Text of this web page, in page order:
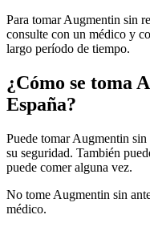
Para tomar Augmentin sin
consulte con un médico y
largo período de tiempo.
¿Cómo se toma
España?
Puede tomar Augmentin sin
su seguridad. También
puede comer alguna vez.
No tome Augmentin sin
médico.